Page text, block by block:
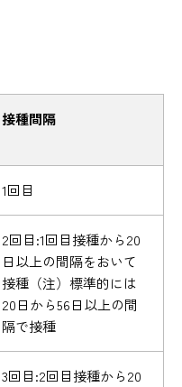
接種間隔
1回目
2回目:1回目接種から20
日以上の間隔をおいて
接種（注）標準的には
20日から56日以上の間
隔で接種
3回目:2回目接種から20